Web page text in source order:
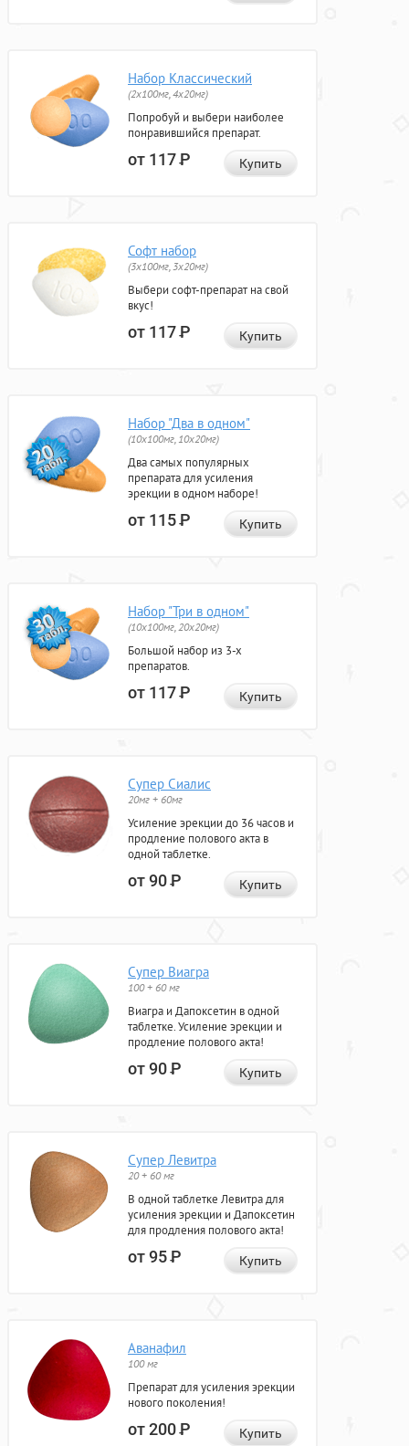
Набор Классический
(2x100мг, 4x20мг)
Попробуй и выбери наиболее
понравившийся препарат.
от 117Р Купить
Софт набор
(3x100мг, 3x20мг)
Выбери софт-препарат на свой
вкус!
от 117Р Купить
Набор "Два в одном"
(10x100мг, 10x20мг)
Два самых популярных
препарата для усиления
эрекции в одном наборе!
от 115Р Купить
Набор "Три в одном"
(10x100мг, 20x20мг)
Большой набор из 3-х
препаратов.
от 117Р Купить
Супер Сиалис
20мг + 60мг
Усиление эрекции до 36 часов и
продление полового акта в
одной таблетке.
от 90Р Купить
Супер Виагра
100 + 60 мг
Виагра и Дапоксетин в одной
таблетке. Усиление эрекции и
продление полового акта!
от 90Р Купить
Супер Левитра
20 + 60 мг
В одной таблетке Левитра для
усиления эрекции и Дапоксетин
для продления полового акта!
от 95Р Купить
Аванафил
100 мг
Препарат для усиления эрекции
нового поколения!
от 200Р Купить